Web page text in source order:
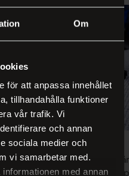
Om
för att anpassa innehållet
tillhandahålla funktioner
vår trafik. Vi
och annan
sociala medier och
vi samarbetar med.
med annan
Golvvård
Satsa på
minst en gång